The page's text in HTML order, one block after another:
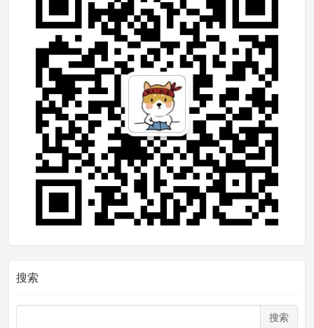
客户端如下截图：
搜索
搜索